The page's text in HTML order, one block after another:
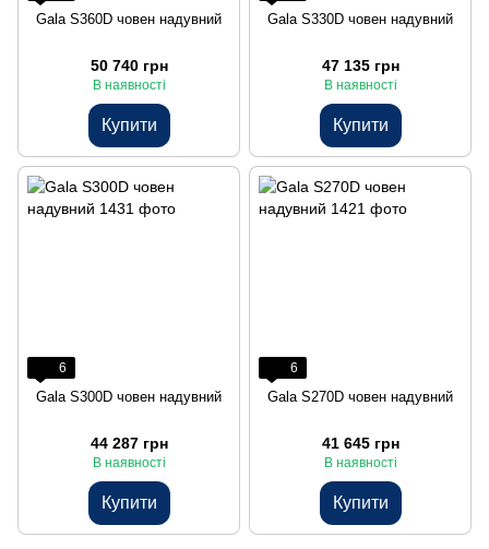
Gala S360D човен надувний
50 740 грн
В наявності
Купити
Gala S330D човен надувний
47 135 грн
В наявності
Купити
6
Gala S300D човен надувний
44 287 грн
В наявності
Купити
6
Gala S270D човен надувний
41 645 грн
В наявності
Купити